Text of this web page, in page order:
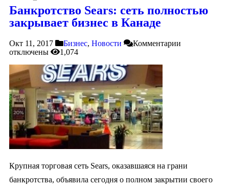
Банкротство Sears: сеть полностью
закрывает бизнес в Канаде
Окт 11, 2017 Бизнес, Новости
Комментарии
отключены
1,074
Крупная торговая сеть Sears, оказавшаяся на грани
банкротства, объявила сегодня о полном закрытии своего